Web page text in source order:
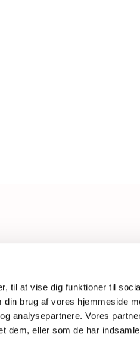
til at vise dig funktioner til
brug af vores hjemmeside
analysepartnere. Vores
dem, eller som de har